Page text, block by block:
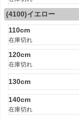
(4100)イエロー
110cm
在庫切れ
120cm
在庫切れ
130cm
140cm
在庫切れ